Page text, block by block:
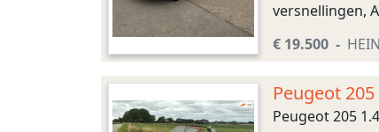
versnellingen,
€ 19.500
Peugeot 205
Peugeot 205